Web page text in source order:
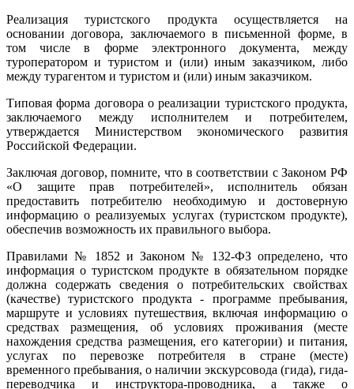
Реализация туристского продукта осуществляется на
основании договора, заключаемого в письменной форме, в
том числе в форме электронного документа, между
туроператором и туристом и (или) иным заказчиком, либо
между турагентом и туристом и (или) иным заказчиком.
Типовая форма договора о реализации туристского продукта,
заключаемого между исполнителем и потребителем,
утверждается Министерством экономического развития
Российской Федерации.
Заключая договор, помните, что в соответствии с Законом РФ
«О защите прав потребителей», исполнитель обязан
предоставить потребителю необходимую и достоверную
информацию о реализуемых услугах (туристском продукте),
обеспечив возможность их правильного выбора.
Правилами № 1852 и Законом № 132-ФЗ определено, что
информация о туристском продукте в обязательном порядке
должна содержать сведения о потребительских свойствах
(качестве) туристского продукта - программе пребывания,
маршруте и условиях путешествия, включая информацию о
средствах размещения, об условиях проживания (месте
нахождения средства размещения, его категории) и питания,
услугах по перевозке потребителя в стране (месте)
временного пребывания, о наличии экскурсовода (гида), гида-
переводчика и инструктора-проводника, а также о